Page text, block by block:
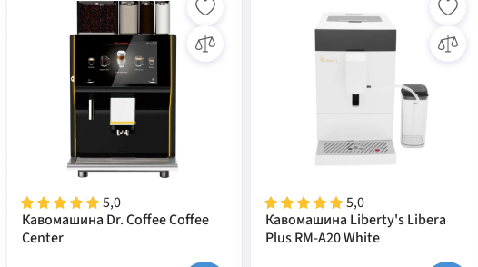
5,0
Кавомашина Dr. Coffee Coffee
Center
5,0
Кавомашина Liberty's Libera
Plus RM-A20 White